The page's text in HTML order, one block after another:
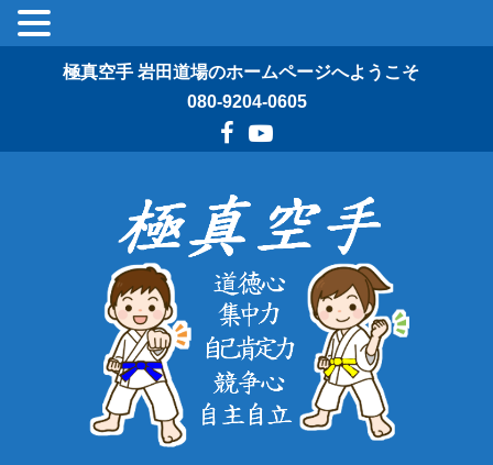
極真空手 岩田道場のホームページへようこそ
080-9204-0605